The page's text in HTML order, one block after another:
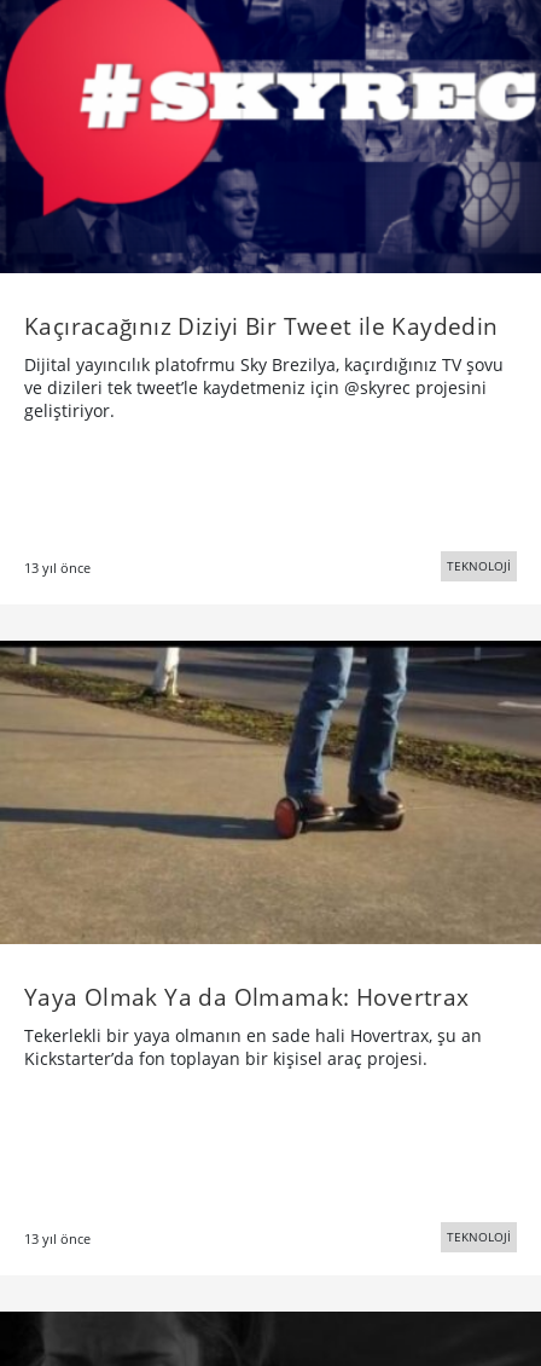
Kaçıracağınız Diziyi Bir Tweet ile Kaydedin
Dijital yayıncılık platofrmu Sky Brezilya, kaçırdığınız TV şovu
ve dizileri tek tweet’le kaydetmeniz için @skyrec projesini
geliştiriyor.
13 yıl önce TEKNOLOJİ
Yaya Olmak Ya da Olmamak: Hovertrax
Tekerlekli bir yaya olmanın en sade hali Hovertrax, şu an
Kickstarter’da fon toplayan bir kişisel araç projesi.
13 yıl önce TEKNOLOJİ